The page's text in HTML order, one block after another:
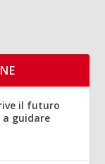
il futuro
a guidare